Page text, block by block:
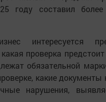
году составил
интересуется
проверка
обязательной
какие
нарушения,